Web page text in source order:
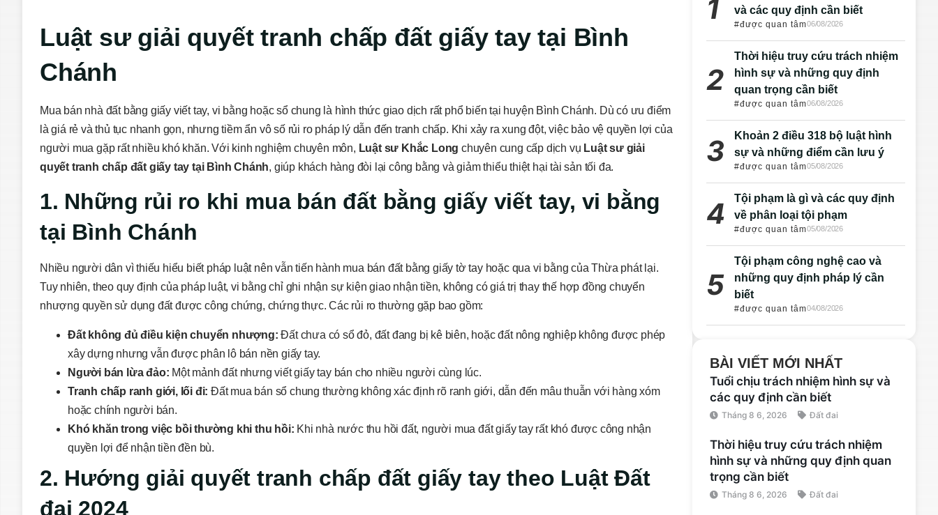
Luật sư giải quyết tranh chấp đất giấy tay tại Bình
Chánh
Mua bán nhà đất bằng giấy viết tay, vi bằng hoặc sổ chung là hình thức giao dịch rất phổ biến tại huyện Bình Chánh. Dù có ưu điểm
là giá rẻ và thủ tục nhanh gọn, nhưng tiềm ẩn vô số rủi ro pháp lý dẫn đến tranh chấp. Khi xảy ra xung đột, việc bảo vệ quyền lợi của
người mua gặp rất nhiều khó khăn. Với kinh nghiệm chuyên môn, Luật sư Khắc Long chuyên cung cấp dịch vụ Luật sư giải
quyết tranh chấp đất giấy tay tại Bình Chánh, giúp khách hàng đòi lại công bằng và giảm thiểu thiệt hại tài sản tối đa.
1. Những rủi ro khi mua bán đất bằng giấy viết tay, vi bằng
tại Bình Chánh
Nhiều người dân vì thiếu hiểu biết pháp luật nên vẫn tiến hành mua bán đất bằng giấy tờ tay hoặc qua vi bằng của Thừa phát lại.
Tuy nhiên, theo quy định của pháp luật, vi bằng chỉ ghi nhận sự kiện giao nhận tiền, không có giá trị thay thế hợp đồng chuyển
nhượng quyền sử dụng đất được công chứng, chứng thực. Các rủi ro thường gặp bao gồm:
Đất không đủ điều kiện chuyển nhượng: Đất chưa có sổ đỏ, đất đang bị kê biên, hoặc đất nông nghiệp không được phép
xây dựng nhưng vẫn được phân lô bán nền giấy tay.
Người bán lừa đảo: Một mảnh đất nhưng viết giấy tay bán cho nhiều người cùng lúc.
Tranh chấp ranh giới, lối đi: Đất mua bán sổ chung thường không xác định rõ ranh giới, dẫn đến mâu thuẫn với hàng xóm
hoặc chính người bán.
Khó khăn trong việc bồi thường khi thu hồi: Khi nhà nước thu hồi đất, người mua đất giấy tay rất khó được công nhận
quyền lợi để nhận tiền đền bù.
2. Hướng giải quyết tranh chấp đất giấy tay theo Luật Đất
đai 2024
và các quy định cần biết
#được quan tâm06/08/2026
Thời hiệu truy cứu trách nhiệm
hình sự và những quy định
quan trọng cần biết
#được quan tâm06/08/2026
Khoản 2 điều 318 bộ luật hình
sự và những điểm cần lưu ý
#được quan tâm05/08/2026
Tội phạm là gì và các quy định
về phân loại tội phạm
#được quan tâm05/08/2026
Tội phạm công nghệ cao và
những quy định pháp lý cần
biết
#được quan tâm04/08/2026
BÀI VIẾT MỚI NHẤT
Tuổi chịu trách nhiệm hình sự và
các quy định cần biết
Tháng 8 6, 2026 Đất đai
Thời hiệu truy cứu trách nhiệm
hình sự và những quy định quan
trọng cần biết
Tháng 8 6, 2026 Đất đai